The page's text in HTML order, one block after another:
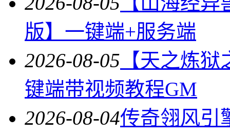
版】一键端+服务端
2026-08-05 【天之炼
键端带视频教程GM
2026-08-04传奇翎风引